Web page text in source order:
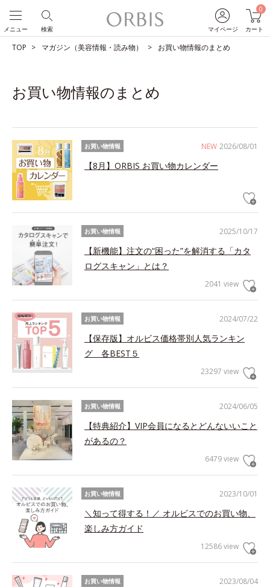
マイページ
0
カート
検索
メニュー
TOP マガジン（美容情報・読み物） お買い物情報のまとめ
お買い物情報のまとめ
NEW 2026/08/01
お買い物情報
【8月】ORBIS お買い物カレンダー
2025/10/17
お買い物情報
【新機能】注文の“困った”を解消する「カタ
ログスキャン」とは？
2041 view
2024/07/22
お買い物情報
【保存版】オルビス価格帯別人気ランキン
グ 各BEST５
23297 view
2024/06/05
お買い物情報
【特典紹介】VIP会員になるとどんないいこと
があるの？
6479 view
2023/10/01
お買い物情報
＼知って得する！／ オルビスでのお買い物、
楽しみ方ガイド
12586 view
2023/08/04
お買い物情報